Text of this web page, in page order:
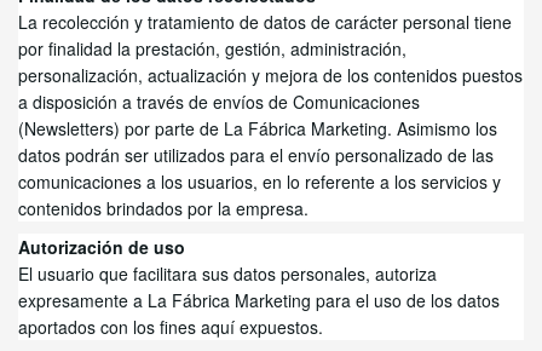
La recolección y tratamiento de datos de carácter personal tiene
por finalidad la prestación, gestión, administración,
personalización, actualización y mejora de los contenidos puestos
a disposición a través de envíos de Comunicaciones
(Newsletters) por parte de La Fábrica Marketing. Asimismo los
datos podrán ser utilizados para el envío personalizado de las
comunicaciones a los usuarios, en lo referente a los servicios y
contenidos brindados por la empresa.
Autorización de uso
El usuario que facilitara sus datos personales, autoriza
expresamente a La Fábrica Marketing para el uso de los datos
aportados con los fines aquí expuestos.